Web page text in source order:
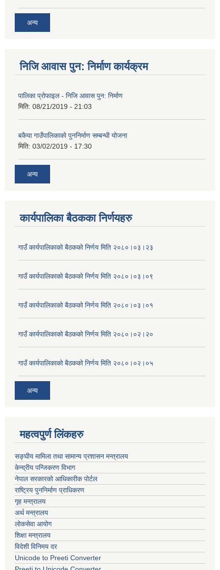
अन्य
निजि आवास पुन: निर्माण कार्यक्रम
पालिका प्रोफाइल - निजि आवास पुन: निर्माण
मिति: 08/21/2019 - 21:03
बकैया गाउँपालिकाको पुननिर्माण सम्बन्धी योजना
मिति: 03/02/2019 - 17:30
अन्य
कार्यपालिका बैठकका निर्णयहरु
गाउँ कार्यपालिकाको बैठकको निर्णय मिति २०८०।०३।२३
गाउँ कार्यपालिकाको बैठकको निर्णय मिति २०८०।०३।०९
गाउँ कार्यपालिकाको बैठकको निर्णय मिति २०८०।०३।०१
गाउँ कार्यपालिकाको बैठकको निर्णय मिति २०८०।०२।२०
गाउँ कार्यपालिकाको बैठकको निर्णय मिति २०८०।०२।०५
अन्य
महत्वपुर्ण लिंकहरु
सङ्घीय मामिला तथा सामान्य प्रशासन मन्त्रालय
केन्द्रीय पन्जिकरण विभाग
नेपाल सरकारको आधिकारीक पोर्टल
राष्ट्रिय पुननिर्माण प्राधिकरण
गृह मन्त्रालय
अर्थ मन्त्रालय
लोकसेवा आयोग
शिक्षा मन्त्रालय
विदेशी विनिमय दर
Unicode to Preeti Converter